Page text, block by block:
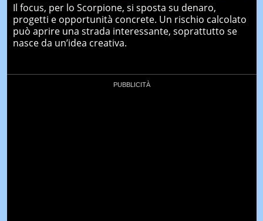
Il focus, per lo Scorpione, si sposta su denaro,
progetti e opportunità concrete. Un rischio calcolato
può aprire una strada interessante, soprattutto se
nasce da un’idea creativa.